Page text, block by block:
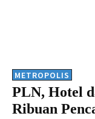
METROPOLIS
PLN, Hotel
Ribuan